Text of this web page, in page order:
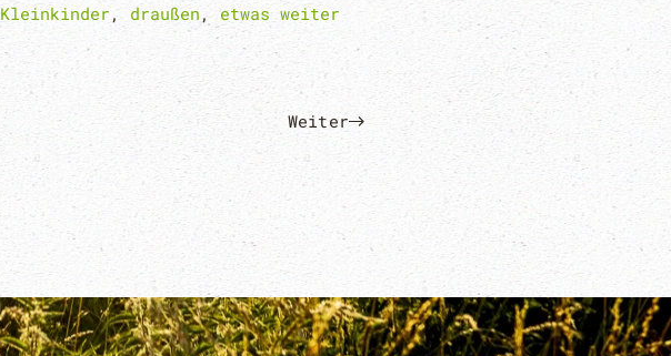
Kleinkinder , draußen , etwas weiter
Weiter